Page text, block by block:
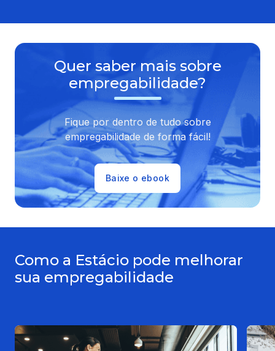
Quer saber mais sobre
empregabilidade?
Fique por dentro de tudo sobre
empregabilidade de forma fácil!
Baixe o ebook
Como a Estácio pode melhorar
sua empregabilidade